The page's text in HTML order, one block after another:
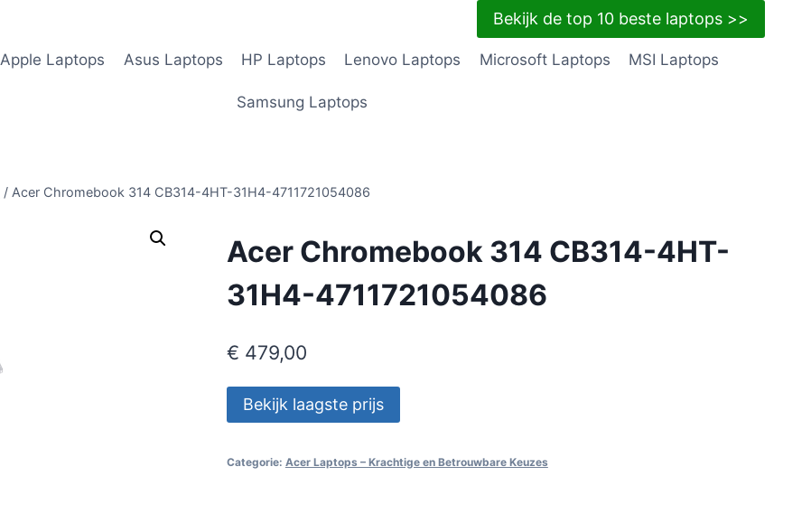
Bekijk de top 10 beste laptops >>
Apple Laptops Asus Laptops HP Laptops Lenovo Laptops Microsoft Laptops MSI Laptops
Samsung Laptops
/ Acer Chromebook 314 CB314-4HT-31H4-4711721054086
Acer Chromebook 314 CB314-4HT-
31H4-4711721054086
€ 479,00
Bekijk laagste prijs
Categorie: Acer Laptops – Krachtige en Betrouwbare Keuzes